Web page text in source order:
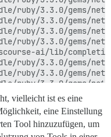
ruby/3.3.0/
ruby/3.3.0/
ruby/3.3.0/gems/
ruby/3.3.0/gems/
ai/lib/
ruby/3.3.0/
ruby/3.3.0/gems/
ruby/3.3.0/
ruby/3.3.0/
ruby/3.3.0/
ruby/3.3.0/
ruby/3.3.0/
vielleicht ist es eine
eine Einstellung
Tool hinzuzufügen, um